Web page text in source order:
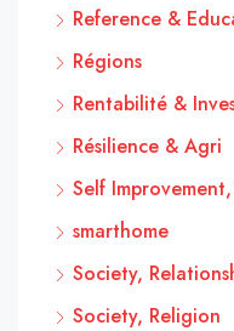
Reference &
Régions
Rentabilité &
Résilience & Agri
Self
smarthome
Society,
Society, Religion